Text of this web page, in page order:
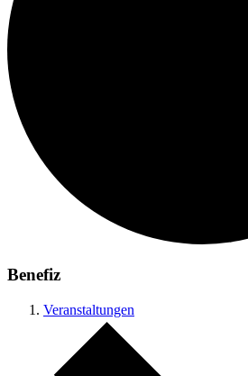
Benefiz
Veranstaltungen